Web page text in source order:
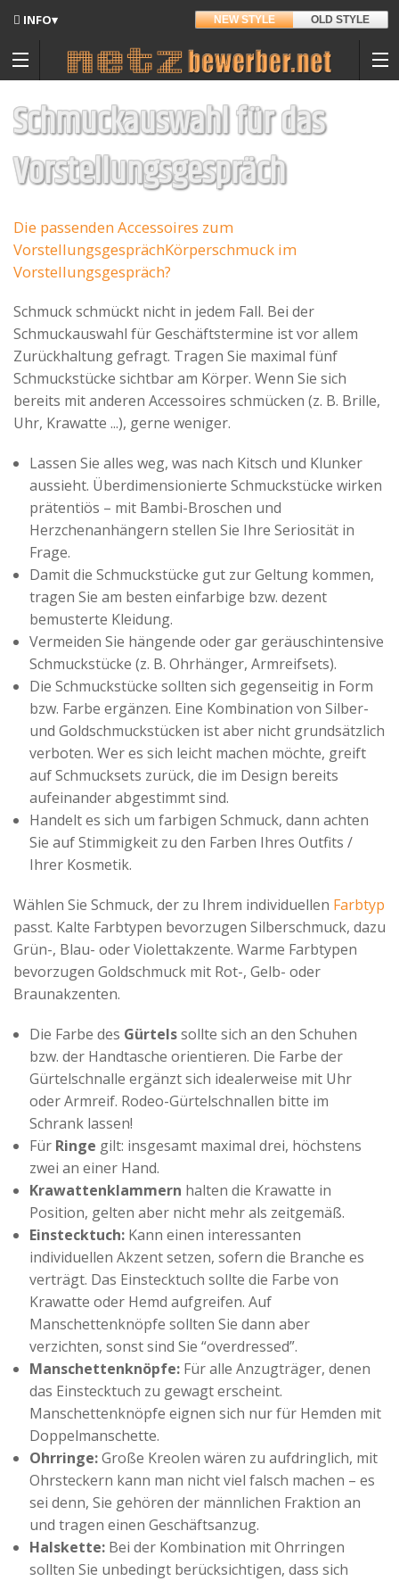
NEW STYLE OLD STYLE
INFO▾
Updates
Entwickler
Hintergrund
Kontakt
Nutzungsbedingungen
Spenden
Schmuckauswahl für das
Vorstellungsgespräch
Die passenden Accessoires zum
VorstellungsgesprächKörperschmuck im
Vorstellungsgespräch?
Schmuck schmückt nicht in jedem Fall. Bei der
Schmuckauswahl für Geschäftstermine ist vor allem
Zurückhaltung gefragt. Tragen Sie maximal fünf
Schmuckstücke sichtbar am Körper. Wenn Sie sich
bereits mit anderen Accessoires schmücken (z. B. Brille,
Uhr, Krawatte ...), gerne weniger.
Lassen Sie alles weg, was nach Kitsch und Klunker
aussieht. Überdimensionierte Schmuckstücke wirken
prätentiös – mit Bambi-Broschen und
Herzchenanhängern stellen Sie Ihre Seriosität in
Frage.
Damit die Schmuckstücke gut zur Geltung kommen,
tragen Sie am besten einfarbige bzw. dezent
bemusterte Kleidung.
Vermeiden Sie hängende oder gar geräuschintensive
Schmuckstücke (z. B. Ohrhänger, Armreifsets).
Die Schmuckstücke sollten sich gegenseitig in Form
bzw. Farbe ergänzen. Eine Kombination von Silber-
und Goldschmuckstücken ist aber nicht grundsätzlich
verboten. Wer es sich leicht machen möchte, greift
auf Schmucksets zurück, die im Design bereits
aufeinander abgestimmt sind.
Handelt es sich um farbigen Schmuck, dann achten
Sie auf Stimmigkeit zu den Farben Ihres Outfits /
Ihrer Kosmetik.
Wählen Sie Schmuck, der zu Ihrem individuellen Farbtyp
passt. Kalte Farbtypen bevorzugen Silberschmuck, dazu
Grün-, Blau- oder Violettakzente. Warme Farbtypen
bevorzugen Goldschmuck mit Rot-, Gelb- oder
Braunakzenten.
Die Farbe des Gürtelssollte sich an den Schuhen
bzw. der Handtasche orientieren. Die Farbe der
Gürtelschnalle ergänzt sich idealerweise mit Uhr
oder Armreif. Rodeo-Gürtelschnallen bitte im
Schrank lassen!
Für Ringe gilt: insgesamt maximal drei, höchstens
zwei an einer Hand.
Krawattenklammern halten die Krawatte in
Position, gelten aber nicht mehr als zeitgemäß.
Einstecktuch:Kann einen interessanten
individuellen Akzent setzen, sofern die Branche es
verträgt. Das Einstecktuch sollte die Farbe von
Krawatte oder Hemd aufgreifen. Auf
Manschettenknöpfe sollten Sie dann aber
verzichten, sonst sind Sie “overdressed”.
Manschettenknöpfe:Für alle Anzugträger, denen
das Einstecktuch zu gewagt erscheint.
Manschettenknöpfe eignen sich nur für Hemden mit
Doppelmanschette.
Ohrringe:Große Kreolen wären zu aufdringlich, mit
Ohrsteckern kann man nicht viel falsch machen – es
sei denn, Sie gehören der männlichen Fraktion an
und tragen einen Geschäftsanzug.
Halskette:Bei der Kombination mit Ohrringen
sollten Sie unbedingt berücksichtigen, dass sich